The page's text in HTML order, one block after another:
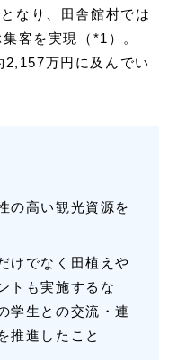
なり、田舎館村では
客を実現（*1）。
万円に及んでい
の高い観光資源を
けでなく田植えや
トも実施するな
学生との交流・連
推進したこと